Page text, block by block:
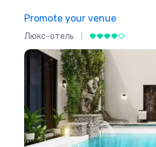
Promote your venue
Люкс-отель